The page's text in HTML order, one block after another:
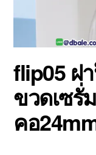
flip05 ฝ
ขวดเซรั่
คอ